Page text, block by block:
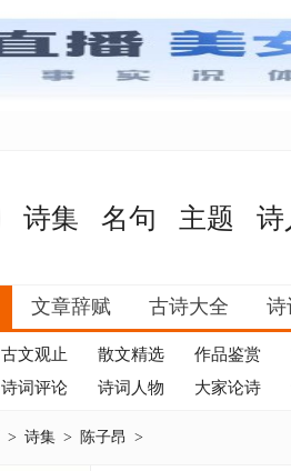
诗集 名句 主题 诗
文章辞赋 古诗大全 诗
古文观止 散文精选 作品鉴赏
诗词评论 诗词人物 大家论诗
> 诗集 > 陈子昂 >